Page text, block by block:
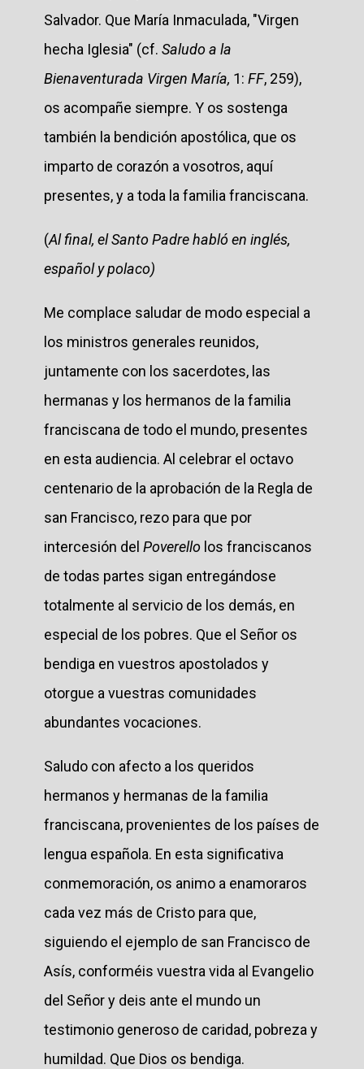
Salvador. Que María Inmaculada, "Virgen
hecha Iglesia" (cf. Saludo a la
Bienaventurada Virgen María, 1: FF, 259),
os acompañe siempre. Y os sostenga
también la bendición apostólica, que os
imparto de corazón a vosotros, aquí
presentes, y a toda la familia franciscana.
(Al final, el Santo Padre habló en inglés,
español y polaco)
Me complace saludar de modo especial a
los ministros generales reunidos,
juntamente con los sacerdotes, las
hermanas y los hermanos de la familia
franciscana de todo el mundo, presentes
en esta audiencia. Al celebrar el octavo
centenario de la aprobación de la Regla de
san Francisco, rezo para que por
intercesión del Poverello los franciscanos
de todas partes sigan entregándose
totalmente al servicio de los demás, en
especial de los pobres. Que el Señor os
bendiga en vuestros apostolados y
otorgue a vuestras comunidades
abundantes vocaciones.
Saludo con afecto a los queridos
hermanos y hermanas de la familia
franciscana, provenientes de los países de
lengua española. En esta significativa
conmemoración, os animo a enamoraros
cada vez más de Cristo para que,
siguiendo el ejemplo de san Francisco de
Asís, conforméis vuestra vida al Evangelio
del Señor y deis ante el mundo un
testimonio generoso de caridad, pobreza y
humildad. Que Dios os bendiga.